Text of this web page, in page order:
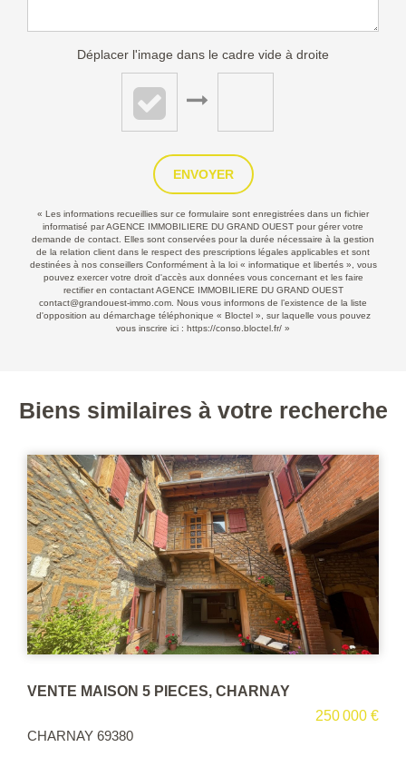
Déplacer l'image dans le cadre vide à droite
ENVOYER
« Les informations recueillies sur ce formulaire sont enregistrées dans un fichier
informatisé par AGENCE IMMOBILIERE DU GRAND OUEST pour gérer votre
demande de contact. Elles sont conservées pour la durée nécessaire à la gestion
de la relation client dans le respect des prescriptions légales applicables et sont
destinées à nos conseillers Conformément à la loi « informatique et libertés », vous
pouvez exercer votre droit d'accès aux données vous concernant et les faire
rectifier en contactant AGENCE IMMOBILIERE DU GRAND OUEST
contact@grandouest-immo.com. Nous vous informons de l’existence de la liste
d'opposition au démarchage téléphonique « Bloctel », sur laquelle vous pouvez
vous inscrire ici : https://conso.bloctel.fr/ »
Biens similaires à votre recherche
VENTE MAISON 5 PIECES, CHARNAY
250 000 €
CHARNAY 69380